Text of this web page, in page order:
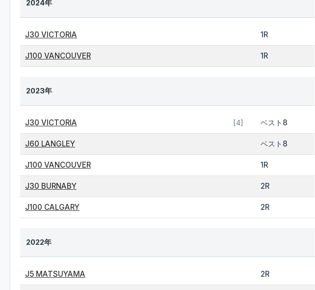
2024年
J30 VICTORIA 1R
J100 VANCOUVER 1R
2023年
J30 VICTORIA [4] ベスト8
J60 LANGLEY ベスト8
J100 VANCOUVER 1R
J30 BURNABY 2R
J100 CALGARY 2R
2022年
J5 MATSUYAMA 2R